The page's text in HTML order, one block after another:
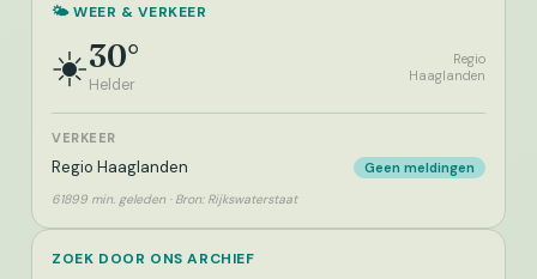
🌤️ WEER & VERKEER
☀️30°
Helder
Regio
Haaglanden
VERKEER
Regio Haaglanden Geen meldingen
61899 min. geleden · Bron: Rijkswaterstaat
ZOEK DOOR ONS ARCHIEF